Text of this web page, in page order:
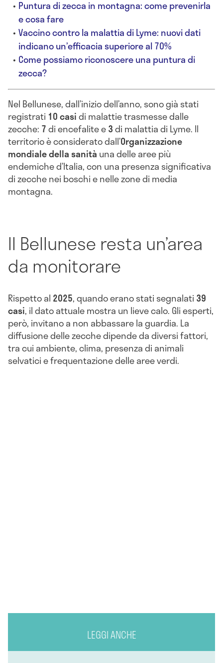
Puntura di zecca in montagna: come prevenirla
e cosa fare
Vaccino contro la malattia di Lyme: nuovi dati
indicano un’efficacia superiore al 70%
Come possiamo riconoscere una puntura di
zecca?
Nel Bellunese, dall’inizio dell’anno, sono già stati
registrati 10 casidi malattie trasmesse dalle
zecche: 7di encefalite e3di malattia di Lyme. Il
territorio è considerato dall’Organizzazione
mondiale della sanità una delle aree più
endemiche d’Italia, con una presenza significativa
di zecche nei boschi e nelle zone di media
montagna.
Il Bellunese resta un’area
da monitorare
Rispetto al 2025, quando erano stati segnalati 39
casi, il dato attuale mostra un lieve calo. Gli esperti,
però, invitano a non abbassare la guardia. La
diffusione delle zecche dipende da diversi fattori,
tra cui ambiente, clima, presenza di animali
selvatici e frequentazione delle aree verdi.
LEGGI ANCHE